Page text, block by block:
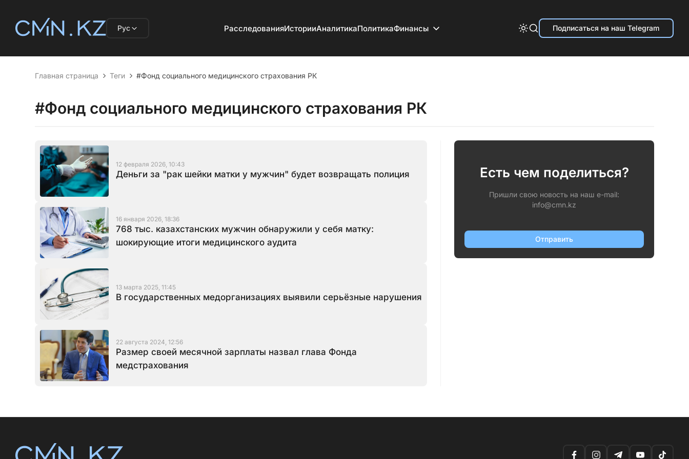
Рус РасследованияИсторииАналитикаПолитикаФинансы Подписаться на наш Telegram
Главная страница Теги #Фонд социального медицинского страхования РК
#Фонд социального медицинского страхования РК
12 февраля 2026, 10:43
Деньги за "рак шейки матки у мужчин" будет возвращать полиция
16 января 2026, 18:36
768 тыс. казахстанских мужчин обнаружили у себя матку:
шокирующие итоги медицинского аудита
13 марта 2025, 11:45
В государственных медорганизациях выявили серьёзные нарушения
22 августа 2024, 12:56
Размер своей месячной зарплаты назвал глава Фонда
медстрахования
Есть чем поделиться?
Пришли свою новость на наш e-mail:
info@cmn.kz
Отправить